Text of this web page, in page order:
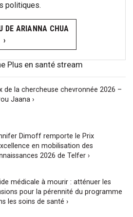
politiques.
DE ARIANNA CHUA
›
Plus en santé stream
de la chercheuse chevronnée 2026 –
Jaana ›
Dimoff remporte le Prix
en mobilisation des
2026 de Telfer ›
médicale à mourir : atténuer les
pour la pérennité du programme
les soins de santé ›